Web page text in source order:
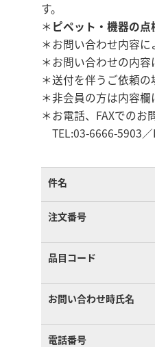
す。
＊ ピペット・機器の
＊お問い合わせ内容
＊お問い合わせの内
＊送付を伴うご依頼
＊非会員の方は内容
＊お電話、FAXでのお
TEL:03-6666-5903
件名
注文番号
品目コード
お問い合わせ時氏名
電話番号